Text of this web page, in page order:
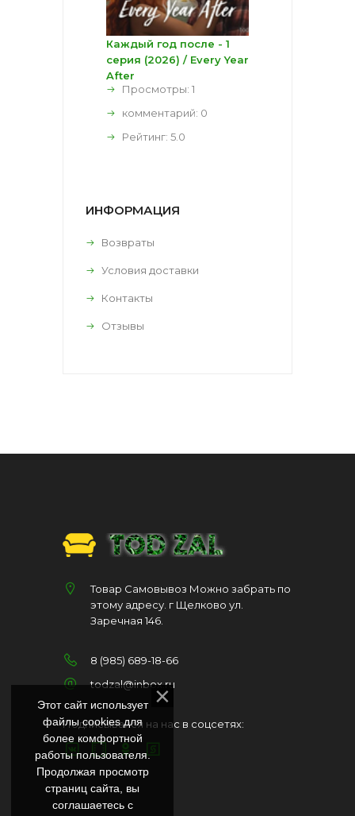
Каждый год после - 1
серия (2026) / Every Year
After
Просмотры: 1
комментарий: 0
Рейтинг: 5.0
ИНФОРМАЦИЯ
Возвраты
Условия доставки
Контакты
Отзывы
Товар Самовывоз Можно забрать по
этому адресу. г Щелково ул.
Заречная 146.
8 (985) 689-18-66
todzal@inbox.ru
Подписывайся на нас в соцсетях:
Этот сайт использует
файлы cookies для
более комфортной
работы пользователя.
Продолжая просмотр
страниц сайта, вы
соглашаетесь с